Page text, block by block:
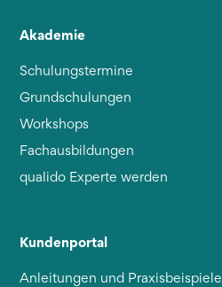
Akademie
Schulungstermine
Grundschulungen
Workshops
Fachausbildungen
qualido Experte werden
Kundenportal
Anleitungen und Praxisbeispiele